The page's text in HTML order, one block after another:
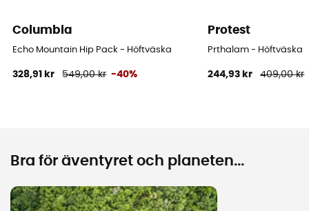
Columbia
Echo Mountain Hip Pack - Höftväska
328,91 kr 549,00 kr -40%
Protest
Prthalam - Höftväska
244,93 kr 409,00 kr
Bra för äventyret och planeten...